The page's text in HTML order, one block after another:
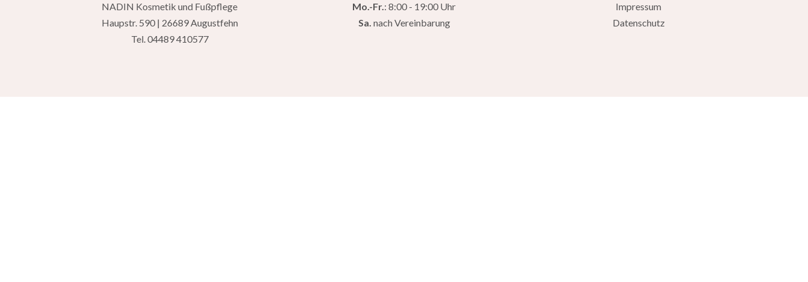
NADIN Kosmetik und Fußpflege
Haupstr. 590 | 26689 Augustfehn
Tel.04489 410577
Mo.-Fr.: 8:00 - 19:00 Uhr
Sa. nach Vereinbarung
Impressum
Datenschutz